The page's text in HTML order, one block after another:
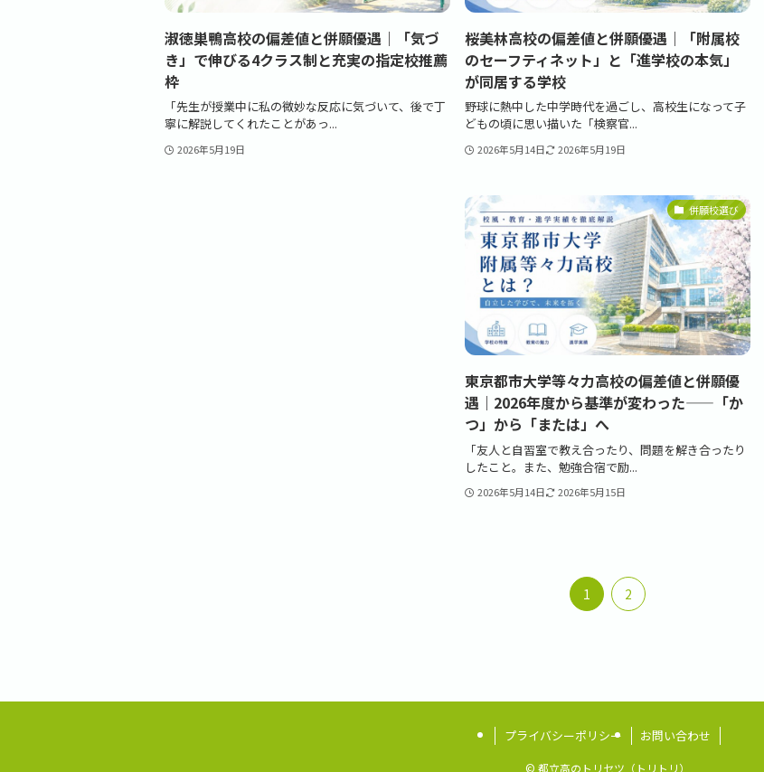
淑徳巣鴨高校の偏差値と併願優遇｜「気づ
き」で伸びる4クラス制と充実の指定校推薦
枠
「先生が授業中に私の微妙な反応に気づいて、後で丁
寧に解説してくれたことがあっ...
2026年5月19日
桜美林高校の偏差値と併願優遇｜「附属校
のセーフティネット」と「進学校の本気」
が同居する学校
野球に熱中した中学時代を過ごし、高校生になって子
どもの頃に思い描いた「検察官...
2026年5月14日 2026年5月19日
併願校選び
東京都市大学等々力高校の偏差値と併願優
遇｜2026年度から基準が変わった——「か
つ」から「または」へ
「友人と自習室で教え合ったり、問題を解き合ったり
したこと。また、勉強合宿で励...
2026年5月14日 2026年5月15日
1 2
プライバシーポリシー お問い合わせ
© 都立高のトリセツ（トリトリ）